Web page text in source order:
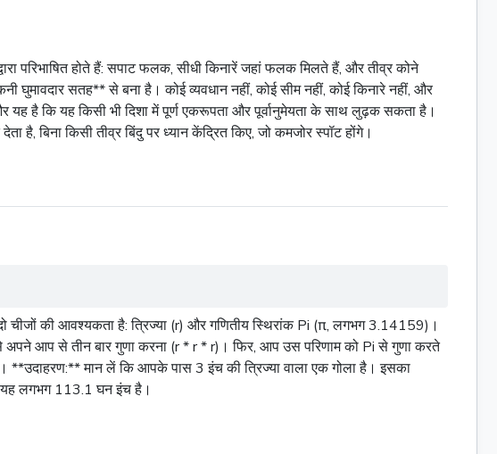
परिभाषित होते हैं: सपाट फलक, सीधी किनारें जहां फलक मिलते हैं, और तीव्र कोने
सतह** से बना है। कोई व्यवधान नहीं, कोई सीम नहीं, कोई किनारे नहीं, और
यह है कि यह किसी भी दिशा में पूर्ण एकरूपता और पूर्वानुमेयता के साथ लुढ़क सकता है।
बिना किसी तीव्र बिंदु पर ध्यान केंद्रित किए, जो कमजोर स्पॉट होंगे।
की आवश्यकता है: त्रिज्या (r) और गणितीय स्थिरांक Pi (π, लगभग 3.14159)।
आप से तीन बार गुणा करना (r * r * r)। फिर, आप उस परिणाम को Pi से गुणा करते
मान लें कि आपके पास 3 इंच की त्रिज्या वाला एक गोला है। इसका
लगभग 113.1 घन इंच है।